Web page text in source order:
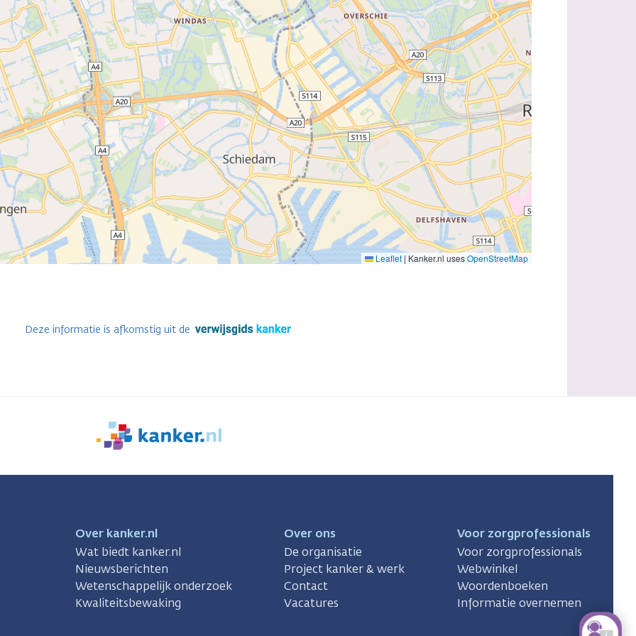
Leaflet | Kanker.nl usesOpenStreetMap
Deze informatie is afkomstig uit de
We
er
Over kanker.nl
Wat biedt kanker.nl
Nieuwsberichten
Wetenschappelijk onderzoek
Kwaliteitsbewaking
Over ons
De organisatie
Project kanker & werk
Contact
Vacatures
Voor zorgprofessionals
Voor zorgprofessionals
Webwinkel
Woordenboeken
Informatie overnemen